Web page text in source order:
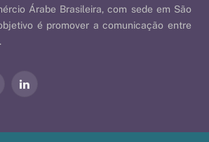
Árabe Brasileira, com sede em São
é promover a comunicação entre
LinkedIn